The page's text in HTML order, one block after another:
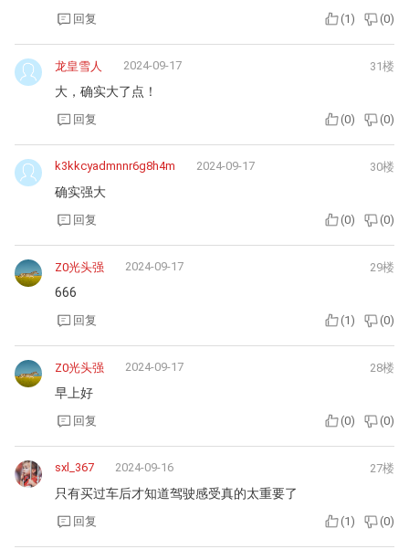
回复 (1 ) (0)
龙皇雪人 2024-09-17 31楼
大，确实大了点！
回复 (0) (0)
k3kkcyadmnnr6g8h4m 2024-09-17 30楼
确实强大
回复 (0) (0)
Z0光头强 2024-09-17 29楼
666
回复 (1 ) (0)
Z0光头强 2024-09-17 28楼
早上好
回复 (0) (0)
sxl_367 2024-09-16 27楼
只有买过车后才知道驾驶感受真的太重要了
回复 (1 ) (0)